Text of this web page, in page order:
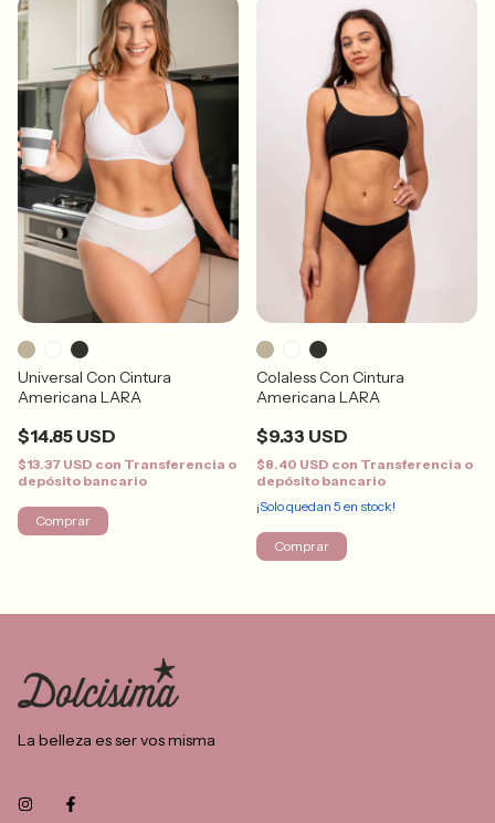
Universal Con Cintura
Americana LARA
$14.85 USD
$13.37 USD con Transferencia o
depósito bancario
Comprar
Colaless Con Cintura
Americana LARA
$9.33 USD
$8.40 USD con Transferencia o
depósito bancario
¡Solo quedan 5 en stock!
Comprar
La belleza es ser vos misma